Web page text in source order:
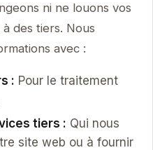
ni ne louons vos
des tiers. Nous
avec :
: Pour le traitement
tiers : Qui nous
site web ou à fournir